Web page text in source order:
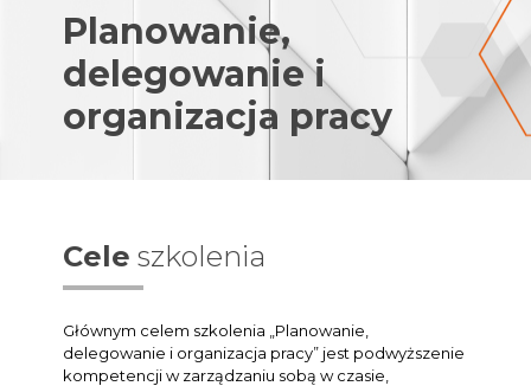
Planowanie,
delegowanie i
organizacja pracy
Cele szkolenia
Głównym celem szkolenia „Planowanie,
delegowanie i organizacja pracy” jest podwyższenie
kompetencji w zarządzaniu sobą w czasie,